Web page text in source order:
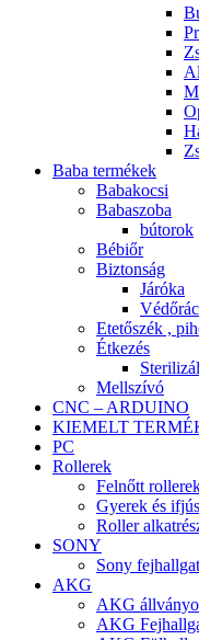
Baba termékek
Babakocsi
Babaszoba
bútorok
Bébiőr
Biztonság
Járóka
Etetőszék ,
Étkezés
Mellszívó
CNC – ARDUINO
KIEMELT
PC
Rollerek
Felnőtt
Gyerek és
Roller
SONY
Sony
AKG
AKG
AKG